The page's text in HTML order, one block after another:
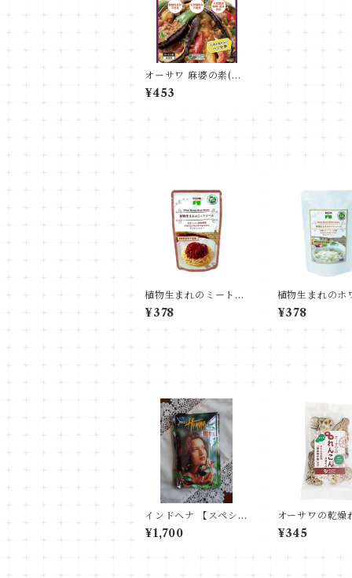
オーサワ 麻婆の素(中
辛)
¥453
植物生まれのミートソ
ース ハラール認証取
得商品
¥378
植物生まれのホ
ソース ハラー
¥378
インドヘナ 【スペシャ
ルナチュラルブラウ
ン】100ｇ
¥1,700
オーサワの乾燥
ん(スライス)熊
¥345